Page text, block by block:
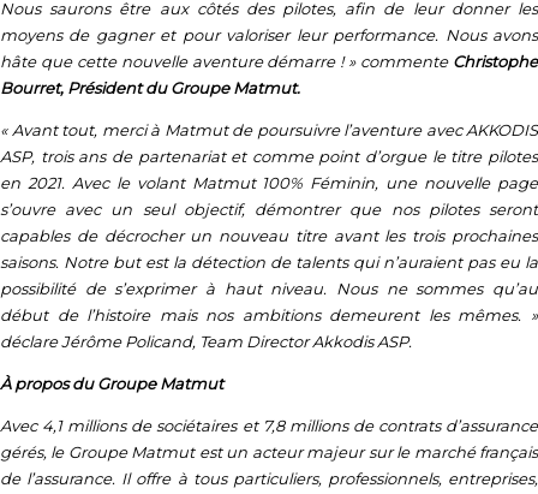
Nous saurons être aux côtés des pilotes, afin de leur donner les
moyens de gagner et pour valoriser leur performance. Nous avons
hâte que cette nouvelle aventure démarre ! » commente Christophe
Bourret, Président du Groupe Matmut.
« Avant tout, merci à Matmut de poursuivre l’aventure avec AKKODIS
ASP, trois ans de partenariat et comme point d’orgue le titre pilotes
en 2021. Avec le volant Matmut 100% Féminin, une nouvelle page
s’ouvre avec un seul objectif, démontrer que nos pilotes seront
capables de décrocher un nouveau titre avant les trois prochaines
saisons. Notre but est la détection de talents qui n’auraient pas eu la
possibilité de s’exprimer à haut niveau. Nous ne sommes qu’au
début de l’histoire mais nos ambitions demeurent les mêmes. »
déclare Jérôme Policand, Team Director Akkodis ASP.
À propos du Groupe Matmut
Avec 4,1 millions de sociétaires et 7,8 millions de contrats d’assurance
gérés, le Groupe Matmut est un acteur majeur sur le marché français
de l’assurance. Il offre à tous particuliers, professionnels, entreprises,